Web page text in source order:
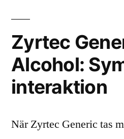
Zyrtec
Alcohol:
interaktion
När Zyrtec Generic tas